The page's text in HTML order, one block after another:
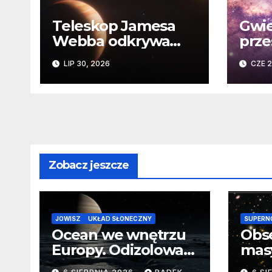
Teleskop Jamesa
Webba odkrywa
„drugie życie”
planety krążącej
wokół martwej
LIP 30, 2026
na
CZE
Zobacz jeszcze
JOWISZ UKŁAD SŁONECZNY
Ocean we wnętrzu
Europy. Odizolowani
przez lodową
od